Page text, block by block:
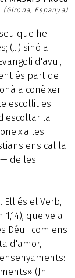
(Girona, Espanya)
que he
(...) sinó a
d'avui,
és part de
a conèixer
escollit es
la
les
ens cal la
de les
Ell és el Verb,
que ve a
Déu i com ens
d'amor,
(Jn